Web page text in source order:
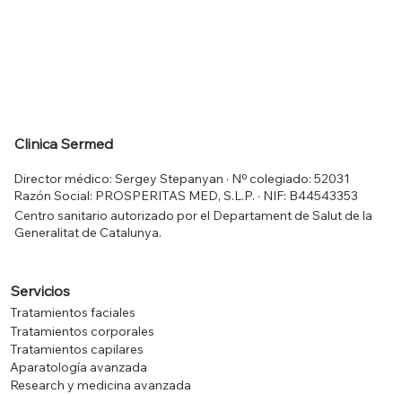
Clinica Sermed
Director médico: Sergey Stepanyan · Nº colegiado: 52031
Razón Social: PROSPERITAS MED, S.L.P. · NIF: B44543353
Centro sanitario autorizado por el Departament de Salut de la
Generalitat de Catalunya.
Servicios
Tratamientos faciales
Tratamientos corporales
Tratamientos capilares
Aparatología avanzada
Research y medicina avanzada